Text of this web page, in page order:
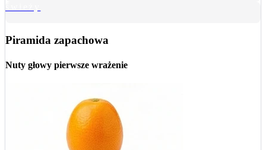
Piramida zapachowa
Nuty głowy pierwsze wrażenie